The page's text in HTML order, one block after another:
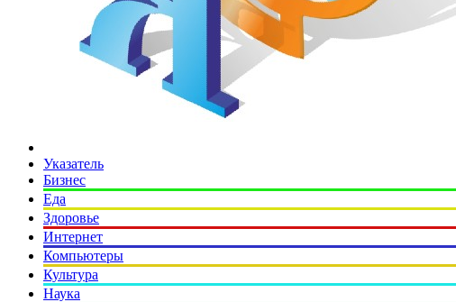
Указатель
Бизнес
Еда
Здоровье
Интернет
Компьютеры
Культура
Наука